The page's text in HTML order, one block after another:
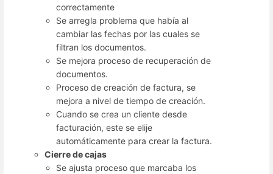
correctamente
Se arregla problema que había al
cambiar las fechas por las cuales se
filtran los documentos.
Se mejora proceso de recuperación de
documentos.
Proceso de creación de factura, se
mejora a nivel de tiempo de creación.
Cuando se crea un cliente desde
facturación, este se elije
automáticamente para crear la factura.
Cierre de cajas
Se ajusta proceso que marcaba los